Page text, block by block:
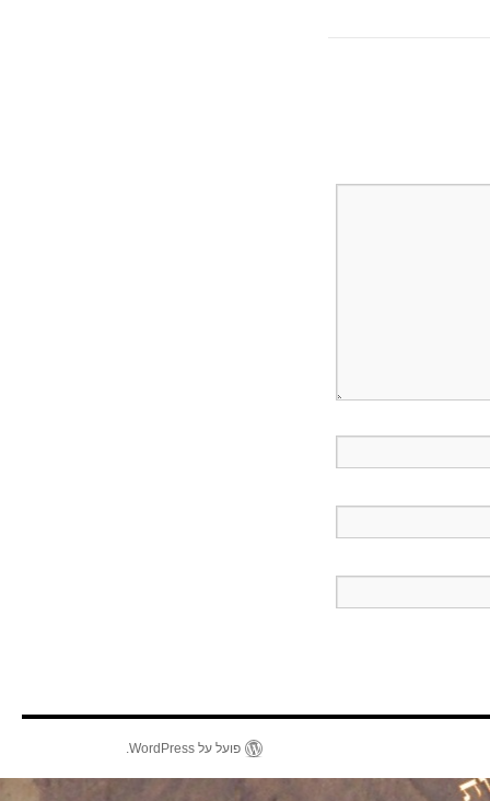
פועל על WordPress.